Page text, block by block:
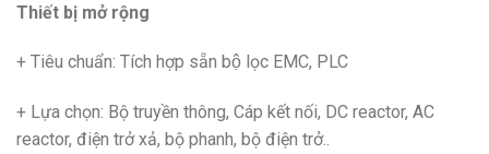
Thiết bị mở rộng
+ Tiêu chuẩn: Tích hợp sẵn bộ lọc EMC, PLC
+ Lựa chọn: Bộ truyền thông, Cáp kết nối, DC reactor, AC
reactor, điện trở xả, bộ phanh, bộ điện trở..